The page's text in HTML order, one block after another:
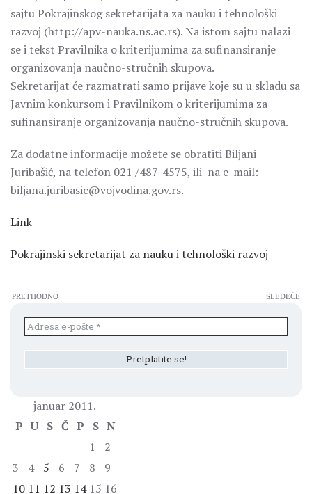
sajtu Pokrajinskog sekretarijata za nauku i tehnološki
razvoj (http://apv-nauka.ns.ac.rs). Na istom sajtu nalazi
se i tekst Pravilnika o kriterijumima za sufinansiranje
organizovanja naučno-stručnih skupova.
Sekretarijat će razmatrati samo prijave koje su u skladu sa
Javnim konkursom i Pravilnikom o kriterijumima za
sufinansiranje organizovanja naučno-stručnih skupova.
Za dodatne informacije možete se obratiti Biljani
Juribašić, na telefon 021 /487-4575, ili na e-mail:
biljana.juribasic@vojvodina.gov.rs.
Link
Pokrajinski sekretarijat za nauku i tehnološki razvoj
PRETHODNO SLEDEĆE
januar 2011.
P U S Č P S N
1
2
3
4 5 6 7 8
9
10 11 12 13 14 15 16